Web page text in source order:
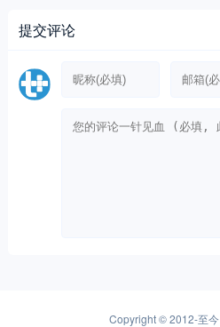
提交评论
Copyright © 2012-至今